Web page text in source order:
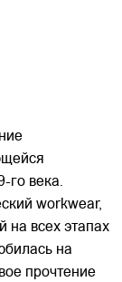
го века.
workwear,
на всех этапах
на
прочтение